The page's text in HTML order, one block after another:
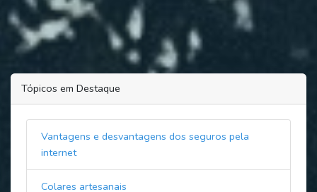
Tópicos em Destaque
Vantagens e desvantagens dos seguros pela
internet
Colares artesanais